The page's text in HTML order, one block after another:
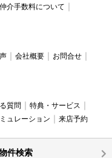
仲介手数料について
会社概要
お問合せ
質問
特典・サービス
ュレーション 来店予約
件検索